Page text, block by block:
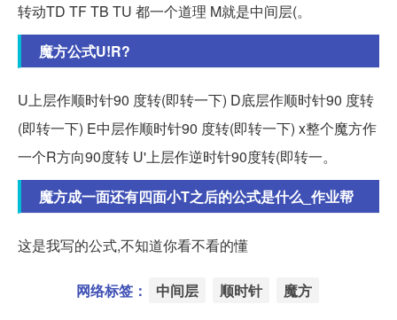
转动TD TF TB TU 都一个道理 M就是中间层(。
魔方公式U!R?
U上层作顺时针90 度转(即转一下) D底层作顺时针90 度转
(即转一下) E中层作顺时针90 度转(即转一下) x整个魔方作
一个R方向90度转 U'上层作逆时针90度转(即转一。
魔方成一面还有四面小T之后的公式是什么_作业帮
这是我写的公式,不知道你看不看的懂
网络标签： 中间层 顺时针 魔方